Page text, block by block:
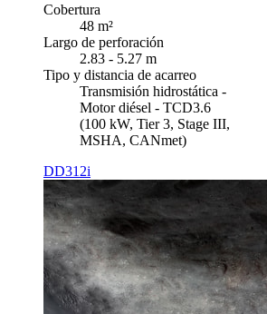
Cobertura
48 m²
Largo de perforación
2.83 - 5.27 m
Tipo y distancia de acarreo
Transmisión hidrostática -
Motor diésel - TCD3.6
(100 kW, Tier 3, Stage III,
MSHA, CANmet)
DD312i